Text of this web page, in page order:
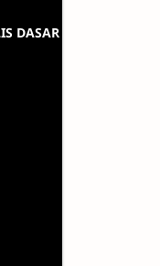
DASAR